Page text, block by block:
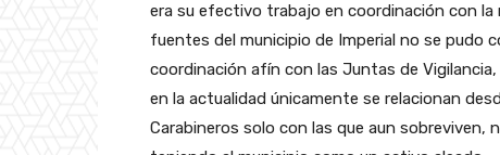
era su efectivo trabajo en coordinación con la
fuentes del municipio de Imperial no se pudo
coordinación afín con las Juntas de
en la actualidad únicamente se relacionan
Carabineros solo con las que aun sobreviven,